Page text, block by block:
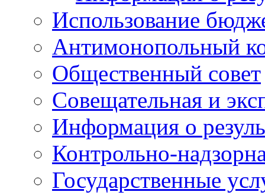
Использование
Антимонопольный
Общественный совет
Совещательная и
Информация о
Контрольно-
Государственные